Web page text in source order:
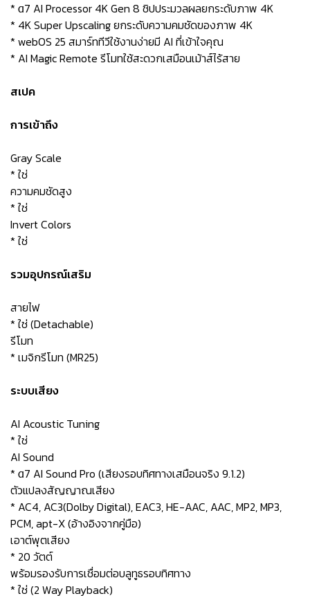
* α7 AI Processor 4K Gen 8 ชิปประมวลผลยกระดับภาพ 4K
* 4K Super Upscaling ยกระดับความคมชัดของภาพ 4K
* webOS 25 สมาร์ททีวีใช้งานง่ายมี AI ที่เข้าใจคุณ
* AI Magic Remote รีโมทใช้สะดวกเสมือนเม้าส์ไร้สาย
สเปค
การเข้าถึง
Gray Scale
* ใช่
ความคมชัดสูง
* ใช่
Invert Colors
* ใช่
รวมอุปกรณ์เสริม
สายไฟ
* ใช่ (Detachable)
รีโมท
* เมจิกรีโมท (MR25)
ระบบเสียง
AI Acoustic Tuning
* ใช่
AI Sound
* α7 AI Sound Pro (เสียงรอบทิศทางเสมือนจริง 9.1.2)
ตัวแปลงสัญญาณเสียง
* AC4, AC3(Dolby Digital), EAC3, HE-AAC, AAC, MP2, MP3,
PCM, apt-X (อ้างอิงจากคู่มือ)
เอาต์พุตเสียง
* 20 วัตต์
พร้อมรองรับการเชื่อมต่อบลูทูธรอบทิศทาง
* ใช่ (2 Way Playback)